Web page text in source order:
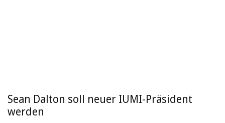
Sean Dalton soll neuer IUMI-Präsident
werden